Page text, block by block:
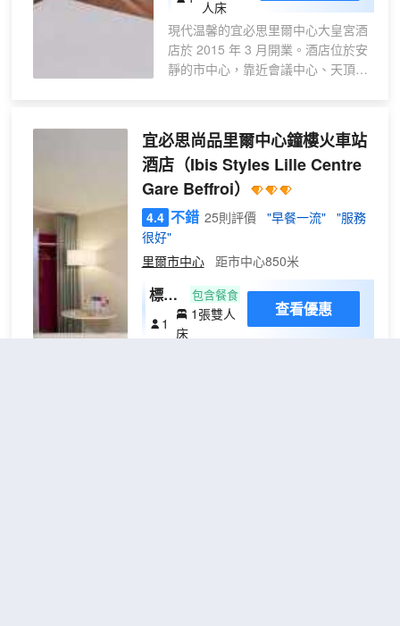
擁有 600 平方米（6458 平方英尺）
的空間，包括會議中心和8 間會議
室。 有 124 間客房提供迷你吧和液
晶電視；您定能在旅途中找到家的舒
樂需求。配備淋浴設施的私人浴室提
供吹風機和浴袍。便利設施包括保險
箱和書桌；而且每天提供客房服務。
人床
現代温馨的宜必思里爾中心大皇宮酒
店於 2015 年 3 月開業。酒店位於安
靜的市中心，靠近會議中心、天頂音
站或 Mairie de Lille 地鐵站，距離弗
朗德/歐洲車站 400 米。靠近老城、
旅遊局、美術館和歌劇院。提供會議
室、酒吧、小吃、24 小時接待。
宜必思尚品里爾中心鐘樓火車站
酒店（Ibis Styles Lille Centre
Gare Beffroi）
4.4 不錯 25則評價 "早餐一流"
"服務
很好"
里爾市中心
距市中心850米
標準
雙人
床房
包含餐食
1
1張雙人
床
查看優惠